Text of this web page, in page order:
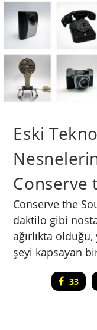
Eski
Conserve
Conserve the
daktilo gibi
ağırlıkta
şeyi kapsayan
33